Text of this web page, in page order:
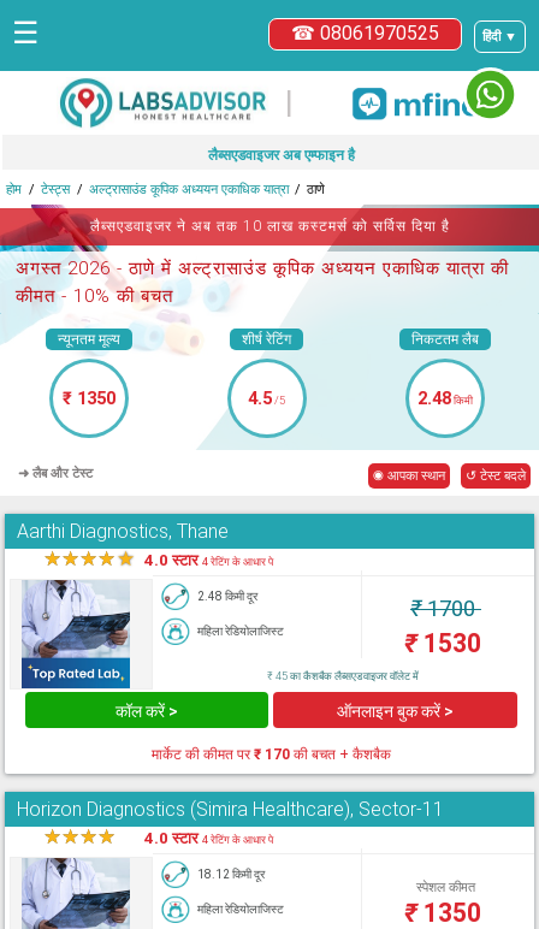
हिंदी ▼
☎ 08061970525
☰
|
लैब्सएडवाइजर अब एम्फाइन है
होम टेस्ट्स अल्ट्रासाउंड कूपिक अध्ययन एकाधिक यात्रा ठाणे
लैब्सएडवाइजर ने अब तक 10 लाख कस्टमर्स को सर्विस दिया है
अगस्त 2026 -ठाणे में अल्ट्रासाउंड कूपिक अध्ययन एकाधिक यात्रा की
कीमत - 10% की बचत
न्यूनतम मूल्य
₹ 1350
शीर्ष रेटिंग
4.5/5
निकटतम लैब
2.48किमी
➜ लैब और टेस्ट ◉ आपका स्थान ↺ टेस्ट बदले
Aarthi Diagnostics, Thane
★★★★★ 4.0 स्टार4 रेटिंग के आधार पे
2.48 किमी दूर
महिला रेडियोलाजिस्ट
₹1700
₹1530
₹ 45 का कैशबैक लैब्सएडवाइजर वॉलेट में
कॉल करें > ऑनलाइन बुक करें >
मार्केट की कीमत पर₹ 170की बचत + कैशबैक
Horizon Diagnostics (Simira Healthcare), Sector-11
★★★★ 4.0 स्टार4 रेटिंग के आधार पे
18.12 किमी दूर
महिला रेडियोलाजिस्ट
स्पेशल कीमत
₹1350